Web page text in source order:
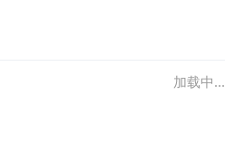
加载中...